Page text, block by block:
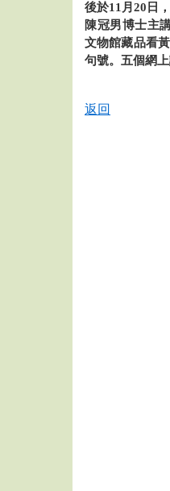
後於11月20日
陳冠男博士主
文物館藏品看
句號。五個網
返回